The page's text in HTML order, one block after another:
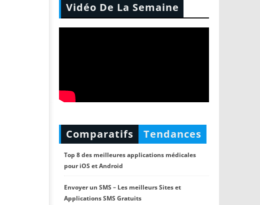
Vidéo De La Semaine
Comparatifs Tendances
Top 8 des meilleures applications médicales
pour iOS et Android
Envoyer un SMS – Les meilleurs Sites et
Applications SMS Gratuits